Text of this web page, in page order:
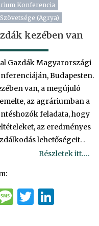
Konferencia
(Agrya)
kezében van
Gazdák Magyarországi
Budapesten.
van, a megújuló
az agráriumban a
feladata, hogy
az eredményes
lehetőségeit. .
Részletek itt….
Message
Twitter